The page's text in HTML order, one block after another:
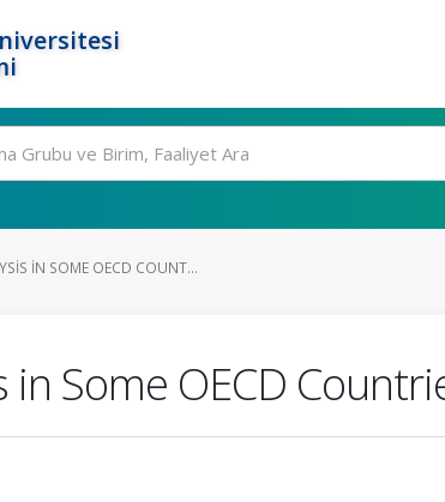
IN SOME OECD COUNT...
Some OECD